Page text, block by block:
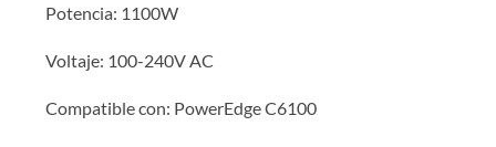
Potencia: 1100W
Voltaje: 100-240V AC
Compatible con: PowerEdge C6100